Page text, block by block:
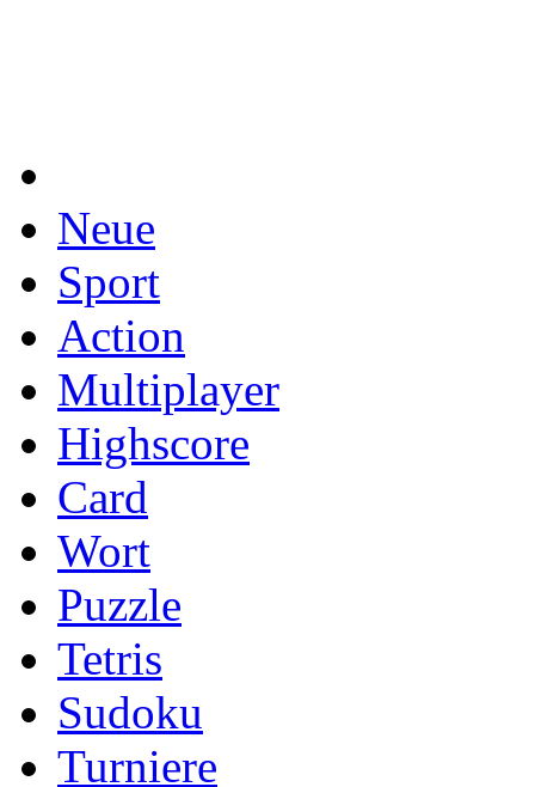
Neue
Sport
Action
Multiplayer
Highscore
Card
Wort
Puzzle
Tetris
Sudoku
Turniere